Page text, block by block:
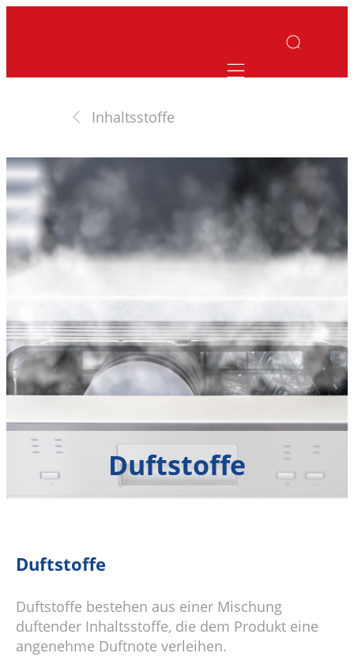
Mobile
Inhaltsstoffe
Duftstoffe
Duftstoffe
Duftstoffe bestehen aus einer Mischung
duftender Inhaltsstoffe, die dem Produkt eine
angenehme Duftnote verleihen.